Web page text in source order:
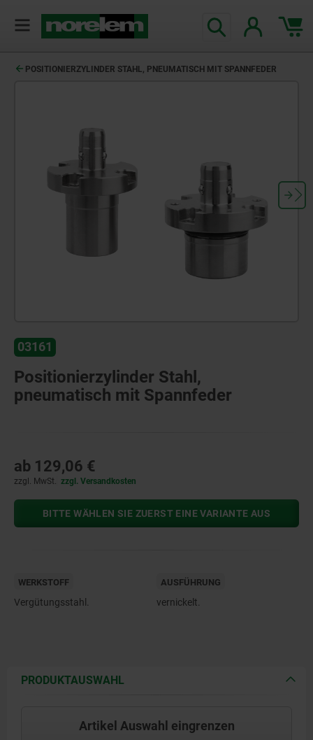
POSITIONIERZYLINDER STAHL, PNEUMATISCH MIT SPANNFEDER
03161
Positionierzylinder Stahl,
pneumatisch mit Spannfeder
ab 129,06 €
zzgl. MwSt. zzgl. Versandkosten
BITTE WÄHLEN SIE ZUERST EINE VARIANTE AUS
WERKSTOFF
Vergütungsstahl.
AUSFÜHRUNG
vernickelt.
PRODUKTAUSWAHL
Artikel Auswahl eingrenzen